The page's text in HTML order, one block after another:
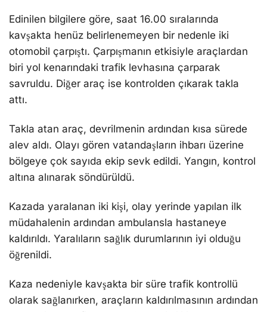
Edinilen bilgilere göre, saat 16.00 sıralarında
kavşakta henüz belirlenemeyen bir nedenle iki
otomobil çarpıştı. Çarpışmanın etkisiyle araçlardan
biri yol kenarındaki trafik levhasına çarparak
savruldu. Diğer araç ise kontrolden çıkarak takla
attı.
Takla atan araç, devrilmenin ardından kısa sürede
alev aldı. Olayı gören vatandaşların ihbarı üzerine
bölgeye çok sayıda ekip sevk edildi. Yangın, kontrol
altına alınarak söndürüldü.
Kazada yaralanan iki kişi, olay yerinde yapılan ilk
müdahalenin ardından ambulansla hastaneye
kaldırıldı. Yaralıların sağlık durumlarının iyi olduğu
öğrenildi.
Kaza nedeniyle kavşakta bir süre trafik kontrollü
olarak sağlanırken, araçların kaldırılmasının ardından